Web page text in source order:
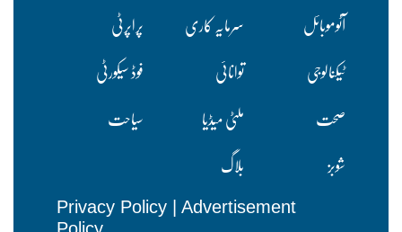
آٹوموبائل
سرمایہ کاری
پراپرٹی
ٹیکنالوجی
توانائی
فوڈ سیکورٹی
صحت
ملٹی میڈیا
سیاحت
شوبز
بلاگ
Privacy Policy
Advertisement